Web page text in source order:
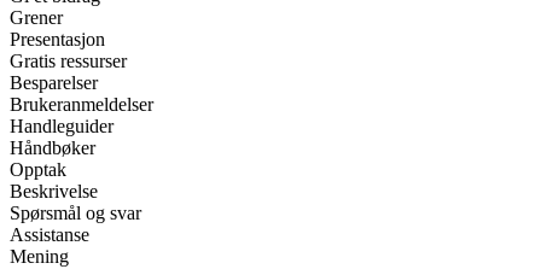
Grener
Presentasjon
Gratis ressurser
Besparelser
Brukeranmeldelser
Handleguider
Håndbøker
Opptak
Beskrivelse
Spørsmål og svar
Assistanse
Mening